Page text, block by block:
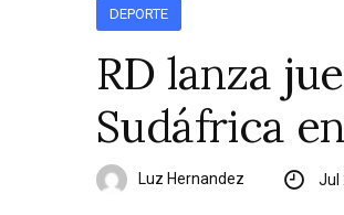
DEPORTE
RD lanza
Sudáfrica
Luz Hernandez Jul